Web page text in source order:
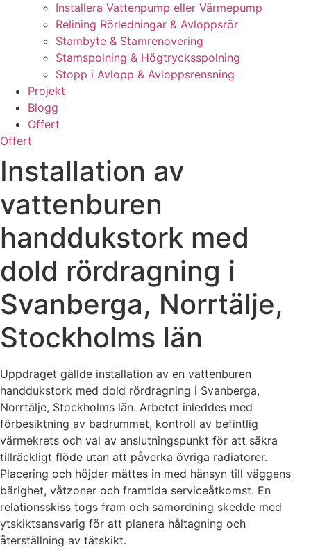
Installera Vattenpump eller Värmepump
Relining Rörledningar & Avloppsrör
Stambyte & Stamrenovering
Stamspolning & Högtrycksspolning
Stopp i Avlopp & Avloppsrensning
Projekt
Blogg
Offert
Offert
Installation av
vattenburen
handdukstork med
dold rördragning i
Svanberga, Norrtälje,
Stockholms län
Uppdraget gällde installation av en vattenburen
handdukstork med dold rördragning i Svanberga,
Norrtälje, Stockholms län. Arbetet inleddes med
förbesiktning av badrummet, kontroll av befintlig
värmekrets och val av anslutningspunkt för att säkra
tillräckligt flöde utan att påverka övriga radiatorer.
Placering och höjder mättes in med hänsyn till väggens
bärighet, våtzoner och framtida serviceåtkomst. En
relationsskiss togs fram och samordning skedde med
ytskiktsansvarig för att planera håltagning och
återställning av tätskikt.